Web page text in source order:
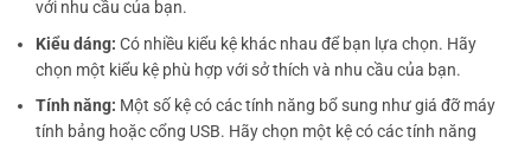
với nhu cầu của bạn.
Kiểu dáng: Có nhiều kiểu kệ khác nhau để bạn lựa chọn. Hãy
chọn một kiểu kệ phù hợp với sở thích và nhu cầu của bạn.
Tính năng: Một số kệ có các tính năng bổ sung như giá đỡ máy
tính bảng hoặc cổng USB. Hãy chọn một kệ có các tính năng